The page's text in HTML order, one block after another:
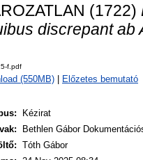
(1722)
discrepant ab
f.pdf
(550MB) Előzetes bemutató
Kézirat
Bethlen Gábor
Tóth Gábor